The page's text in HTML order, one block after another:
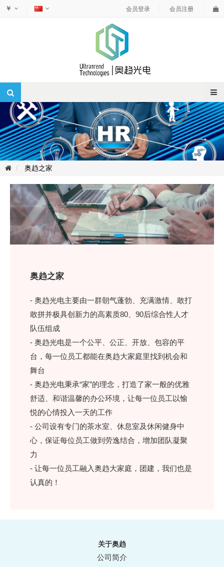
￥ 会员登录 会员注册
奥趋之家
奥趋之家
- 奥趋光电主要由一群朝气蓬勃、充满激情、敢打
敢拼并极具创新力的高素质80、90后综合性人才
队伍组成
- 奥趋光电是一个公平、公正、开放、包容的平
台，每一位员工都能在奥趋大家庭里找到机会和
舞台
- 奥趋光电秉承“家”的理念，打造了家一般的优雅
舒适、和谐温馨的办公环境，让每一位员工以愉
悦的心情投入一天的工作
- 公司设有专门的茶水室、休息室及休闲健身中
心，保证每位员工做到劳逸结合，增加团队凝聚
力
- 让每一位员工融入奥趋大家庭，团建，我们也是
认真的！
关于奥趋
公司简介